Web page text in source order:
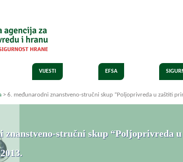
VIJESTI EFSA
> 6. međunarodni znanstveno-stručni skup “Poljoprivreda u zaštiti
znanstveno-stručni skup “Poljoprivreda